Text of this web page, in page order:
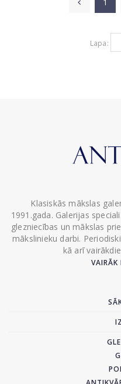
Lapa:
Klasiskās mākslas
1991.gada. Galerijas
glezniecības un mākslas
mākslinieku darbi.
kā arī
VAIRĀK